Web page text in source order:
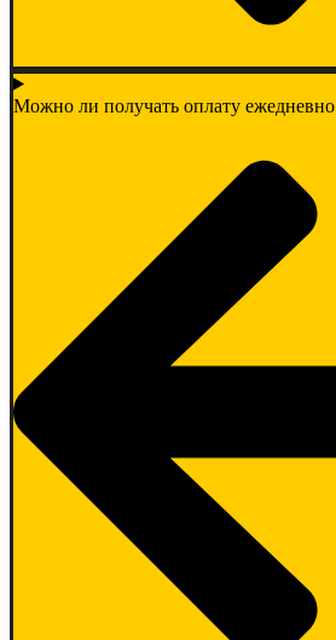
Можно ли получать оплату ежедневно